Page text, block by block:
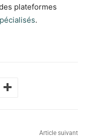
plateformes
.
Article suivant